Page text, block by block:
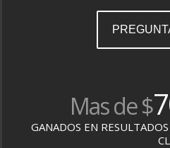
Mas de $
GANADOS EN